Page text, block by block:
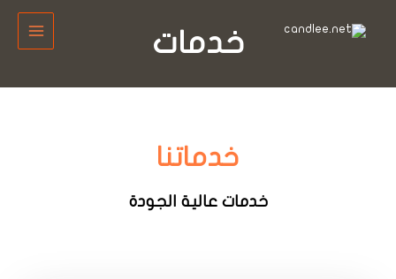
MAIN
MENU
خدمات
خدماتنا
خدمات عالية الجودة